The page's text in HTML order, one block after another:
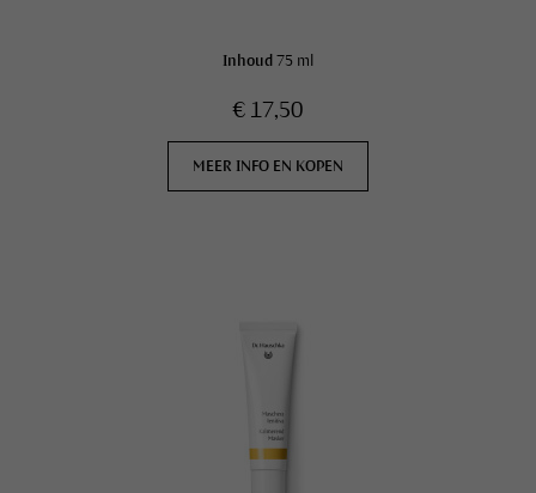
Inhoud 75 ml
€ 17,50
MEER INFO EN KOPEN